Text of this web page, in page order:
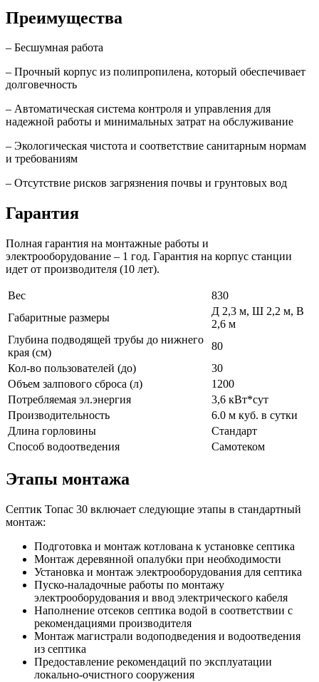
Преимущества
– Бесшумная работа
– Прочный корпус из полипропилена, который обеспечивает
долговечность
– Автоматическая система контроля и управления для
надежной работы и минимальных затрат на обслуживание
– Экологическая чистота и соответствие санитарным нормам
и требованиям
– Отсутствие рисков загрязнения почвы и грунтовых вод
Гарантия
Полная гарантия на монтажные работы и
электрооборудование – 1 год. Гарантия на корпус станции
идет от производителя (10 лет).
Вес
830
Габаритные размеры
Д 2,3 м, Ш 2,2 м, В
2,6 м
Глубина подводящей трубы до нижнего
края (см)
80
Кол-во пользователей (до)
30
Объем залпового сброса (л)
1200
Потребляемая эл.энергия
3,6 кВт*сут
Производительность
6.0 м куб. в сутки
Длина горловины
Стандарт
Способ водоотведения
Самотеком
Этапы монтажа
Септик Топас 30 включает следующие этапы в стандартный
монтаж:
Подготовка и монтаж котлована к установке септика
Монтаж деревянной опалубки при необходимости
Установка и монтаж электрооборудования для септика
Пуско-наладочные работы по монтажу
электрооборудования и ввод электрического кабеля
Наполнение отсеков септика водой в соответствии с
рекомендациями производителя
Монтаж магистрали водоподведения и водоотведения
из септика
Предоставление рекомендаций по эксплуатации
локально-очистного сооружения